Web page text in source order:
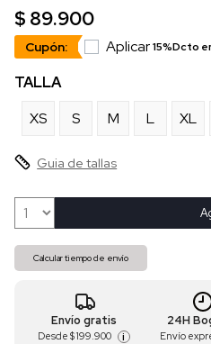
$ 89.900
Cupón: Aplicar15%Dcto
TALLA
XS
S M L XL
Guia de tallas
Calcular tiempo de envío
Envío gratis
Desde $ 199.900 i
24H
Envío